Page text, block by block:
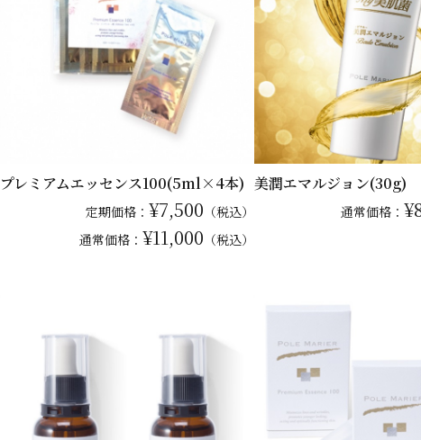
プレミアムエッセンス100(5ml×4本)
定期価格： ¥7,500 （税込）
通常価格： ¥11,000 （税込）
美潤エマルジョン(30g)
通常価格：